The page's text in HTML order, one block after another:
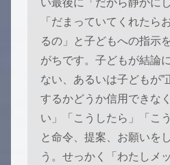
い最後に「だから静かに
「だまっていてくれたら
るの」と子どもへの指示
がちです。子どもが結論
ない、あるいは子どもが”
するかどうか信用できな
い」「こうしたら」「こ
と命令、提案、お願いを
う。せっかく「わたしメ